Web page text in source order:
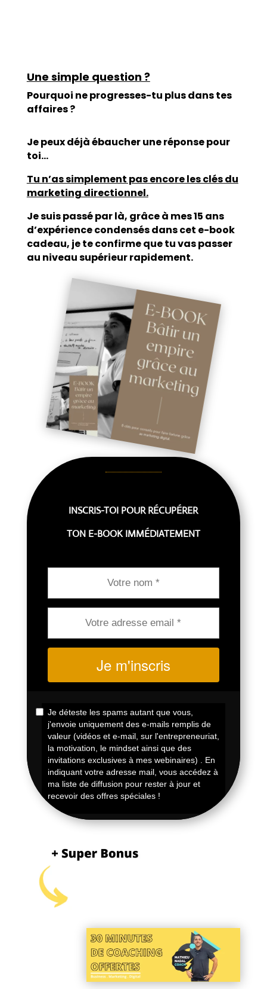
Une simple question ?
Pourquoi ne progresses-tu plus dans tes
affaires ?
Je peux déjà ébaucher une réponse pour
toi…
Tu n’as simplement pas encore les clés du
marketing directionnel.
Je suis passé par là, grâce à mes 15 ans
d’expérience condensés dans cet e-book
cadeau, je te confirme que tu vas passer
au niveau supérieur rapidement.
INSCRIS-TOI POUR RÉCUPÉRER
TON E-BOOK IMMÉDIATEMENT
Je m'inscris
Je déteste les spams autant que vous,
j'envoie uniquement des e-mails remplis de
valeur (vidéos et e-mail, sur l'entrepreneuriat,
la motivation, le mindset ainsi que des
invitations exclusives à mes webinaires) . En
indiquant votre adresse mail, vous accédez à
ma liste de diffusion pour rester à jour et
recevoir des offres spéciales !